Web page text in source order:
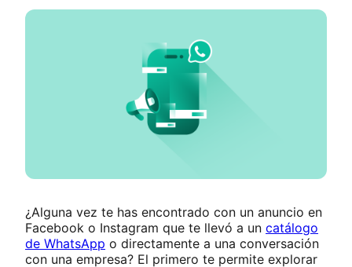
¿Alguna vez te has encontrado con un anuncio en
Facebook o Instagram que te llevó a un catálogo
de WhatsApp o directamente a una conversación
con una empresa? El primero te permite explorar